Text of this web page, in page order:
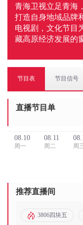
青海卫视立足青海
打造自身地域品牌
电视剧，文化节目
藏高原经济发展的
节目表 节目信号
直播节目单
08.10
周一
08.11
周二 周
推荐直播间
3806四块五